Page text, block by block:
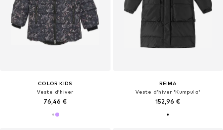
COLOR KIDS
Veste d’hiver
76,46 €
REIMA
Veste d’hiver 'Kumpula'
152,96 €